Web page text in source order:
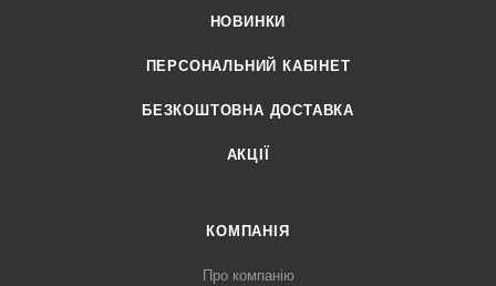
НОВИНКИ
ПЕРСОНАЛЬНИЙ КАБІНЕТ
БЕЗКОШТОВНА ДОСТАВКА
АКЦІЇ
КОМПАНІЯ
Про компанію